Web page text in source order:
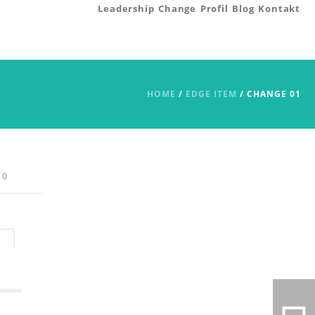
Leadership Change Profil Blog Kontakt
HOME / EDGE ITEM / CHANGE 01
0